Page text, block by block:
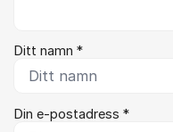
Ditt namn *
Din e-postadress *